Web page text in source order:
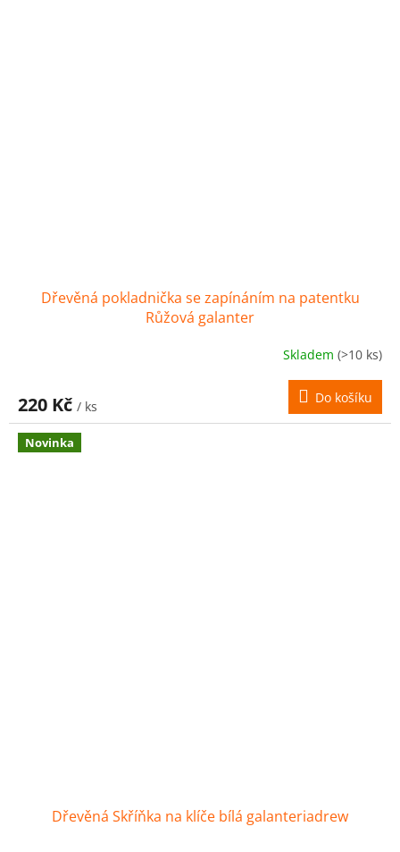
Dřevěná pokladnička se zapínáním na patentku
Růžová galanter
Skladem (>10 ks)
220 Kč / ks
Do košíku
Novinka
Dřevěná Skříňka na klíče bílá galanteriadrew